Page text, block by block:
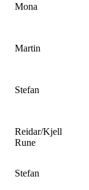
Mona
Martin
Stefan
Reidar/Kjell
Rune
Stefan